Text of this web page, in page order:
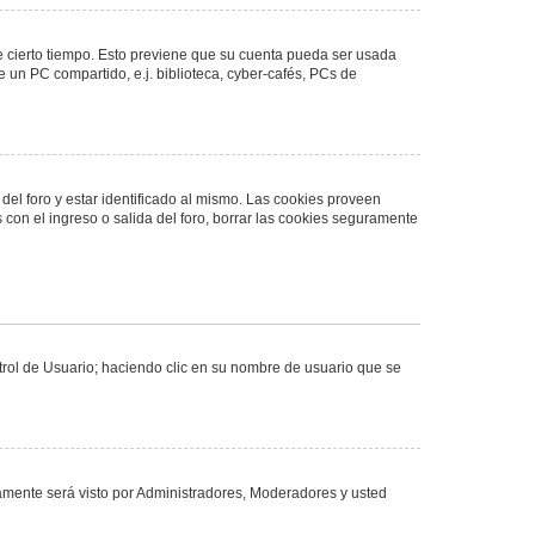
tiempo. Esto previene que su cuenta pueda ser usada
PC compartido, e.j. biblioteca, cyber-cafés, PCs de
foro y estar identificado al mismo. Las cookies proveen
el ingreso o salida del foro, borrar las cookies seguramente
de Usuario; haciendo clic en su nombre de usuario que se
será visto por Administradores, Moderadores y usted